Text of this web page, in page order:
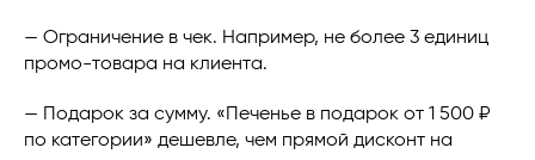
— Ограничение в чек. Например, не более 3 единиц
промо-товара на клиента.
— Подарок за сумму. «Печенье в подарок от 1 500 ₽
по категории» дешевле, чем прямой дисконт на